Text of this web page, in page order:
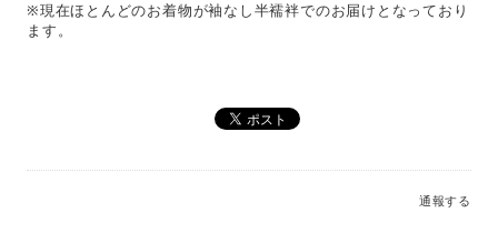
※現在ほとんどのお着物が袖なし半襦袢でのお届けとなっており
ます。
通報する